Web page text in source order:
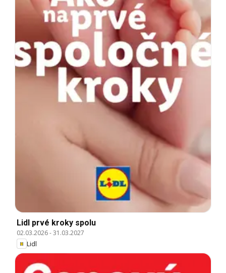
Lidl prvé kroky spolu
02.03.2026-31.03.2027
Lidl